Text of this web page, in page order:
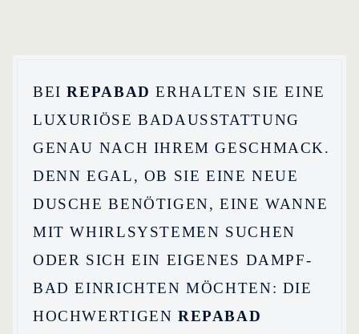
BEIREPABAD ERHALTEN SIE EINE
LUXURIÖSE BAD­AUSSTATTUNG
GENAU NACH IHREM GESCHMACK.
DENN EGAL, OB SIE EINE NEUE
DUSCHE BENÖTIGEN, EINE WANNE
MIT WHIRL­SYSTEMEN SUCHEN
ODER SICH EIN EIGENES DAMPF­
BAD EINRICHTEN MÖCHTEN: DIE
HOCHWERTIGEN REPABAD